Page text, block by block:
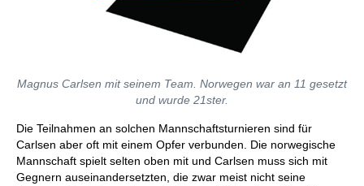
Magnus Carlsen mit seinem Team. Norwegen war an 11 gesetzt
und wurde 21ster.
Die Teilnahmen an solchen Mannschaftsturnieren sind für
Carlsen aber oft mit einem Opfer verbunden. Die norwegische
Mannschaft spielt selten oben mit und Carlsen muss sich mit
Gegnern auseinandersetzten, die zwar meist nicht seine